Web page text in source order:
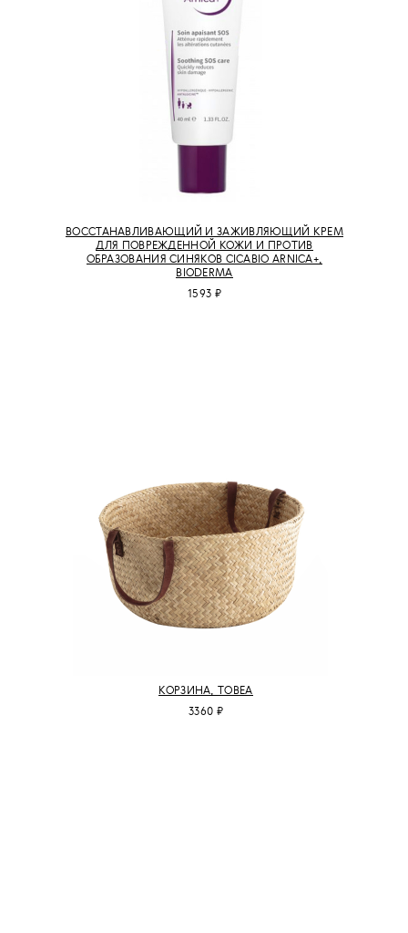
ВОССТАНАВЛИВАЮЩИЙ И ЗАЖИВЛЯЮЩИЙ КРЕМ
ДЛЯ ПОВРЕЖДЕННОЙ КОЖИ И ПРОТИВ
ОБРАЗОВАНИЯ СИНЯКОВ CICABIO ARNICA+,
BIODERMA
1593 ₽
КОРЗИНА, TOBEA
3360 ₽